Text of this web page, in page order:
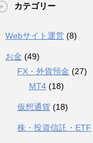
カテゴリー
Webサイト運営 (8)
お金 (49)
FX・外貨預金 (27)
MT4 (18)
仮想通貨 (18)
株・投資信託・ETF